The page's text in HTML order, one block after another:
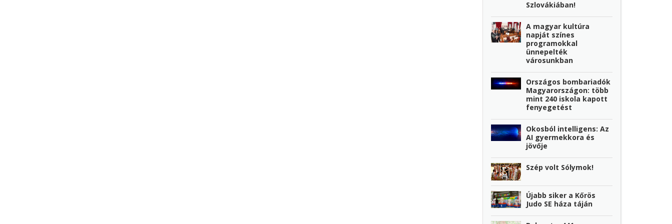
Szlovákiában!
A magyar kultúra
napját színes
programokkal
ünnepelték
városunkban
Országos bombariadók
Magyarországon: több
mint 240 iskola kapott
fenyegetést
Okosból intelligens: Az
AI gyermekkora és
jövője
Szép volt Sólymok!
Újabb siker a Kőrös
Judo SE háza táján